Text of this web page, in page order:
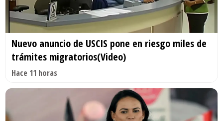
Nuevo anuncio de USCIS pone en riesgo miles de
trámites migratorios(Video)
Hace 11 horas